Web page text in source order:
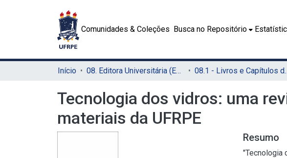
Comunidades & Coleções Busca no Repositório
Início 08. Editora Universitária (EDUFRPE) 08.1 - Livros e
Tecnologia dos vidros: uma
materiais da UFRPE
Resumo
"Tecnologia